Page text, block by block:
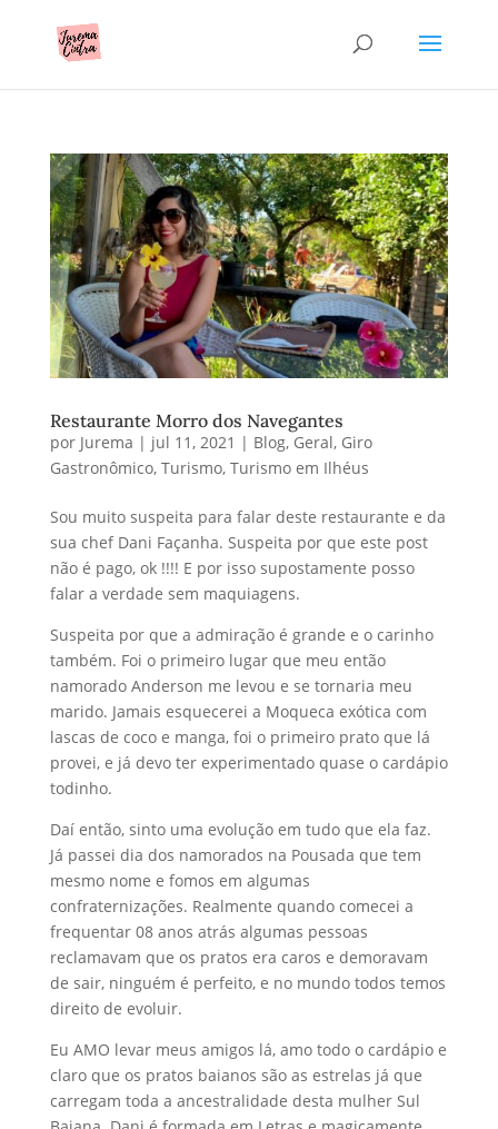
Restaurante Morro dos Navegantes
por Jurema | jul 11, 2021 | Blog, Geral, Giro
Gastronômico, Turismo, Turismo em Ilhéus
Sou muito suspeita para falar deste restaurante e da
sua chef Dani Façanha. Suspeita por que este post
não é pago, ok !!!! E por isso supostamente posso
falar a verdade sem maquiagens.
Suspeita por que a admiração é grande e o carinho
também. Foi o primeiro lugar que meu então
namorado Anderson me levou e se tornaria meu
marido. Jamais esquecerei a Moqueca exótica com
lascas de coco e manga, foi o primeiro prato que lá
provei, e já devo ter experimentado quase o cardápio
todinho.
Daí então, sinto uma evolução em tudo que ela faz.
Já passei dia dos namorados na Pousada que tem
mesmo nome e fomos em algumas
confraternizações. Realmente quando comecei a
frequentar 08 anos atrás algumas pessoas
reclamavam que os pratos era caros e demoravam
de sair, ninguém é perfeito, e no mundo todos temos
direito de evoluir.
Eu AMO levar meus amigos lá, amo todo o cardápio e
claro que os pratos baianos são as estrelas já que
carregam toda a ancestralidade desta mulher Sul